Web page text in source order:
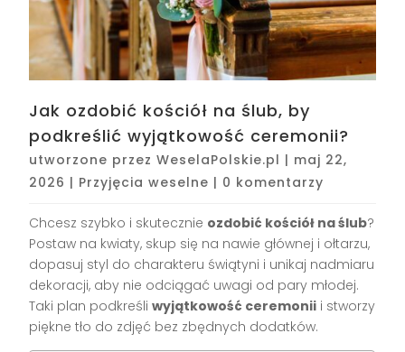
Jak ozdobić kościół na ślub, by
podkreślić wyjątkowość ceremonii?
utworzone przezWeselaPolskie.pl | maj 22,
2026 | Przyjęcia weselne | 0 komentarzy
Chcesz szybko i skutecznie ozdobić kościół na ślub?
Postaw na kwiaty, skup się na nawie głównej i ołtarzu,
dopasuj styl do charakteru świątyni i unikaj nadmiaru
dekoracji, aby nie odciągać uwagi od pary młodej.
Taki plan podkreśliwyjątkowość ceremonii i stworzy
piękne tło do zdjęć bez zbędnych dodatków.